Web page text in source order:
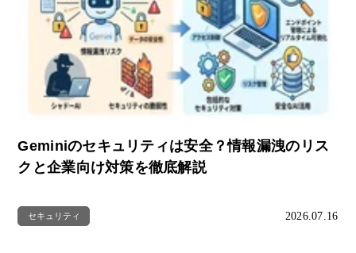
Geminiのセキュリティは安全？情報漏洩のリス
クと企業向け対策を徹底解説
セキュリティ 2026.07.16